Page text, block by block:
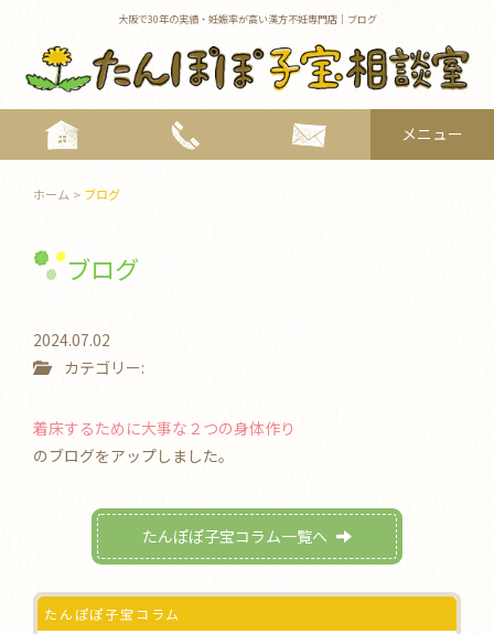
大阪で30年の実績・妊娠率が高い漢方不妊専門店｜ブログ
メニュー
ホーム > ブログ
ブログ
2024.07.02
カテゴリー:
着床するために大事な２つの身体作り
のブログをアップしました。
たんぽぽ子宝コラム一覧へ
たんぽぽ子宝コラム